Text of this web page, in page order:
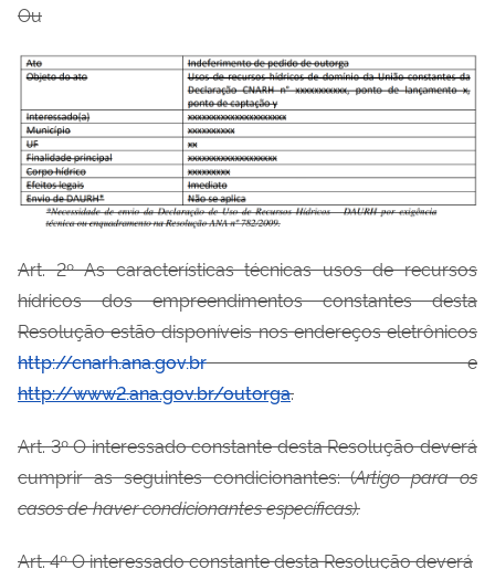
Ou
Art. 2º As características técnicas usos de recursos
hídricos dos empreendimentos constantes desta
Resolução estão disponíveis nos endereços eletrônicos
http://cnarh.ana.gov.bre
http://www2.ana.gov.br/outorga.
Art. 3ºO interessado constante desta Resolução deverá
cumprir as seguintes condicionantes: (Artigo para os
casos de haver condicionantes específicas).
Art. 4º O interessado constante desta Resolução deverá